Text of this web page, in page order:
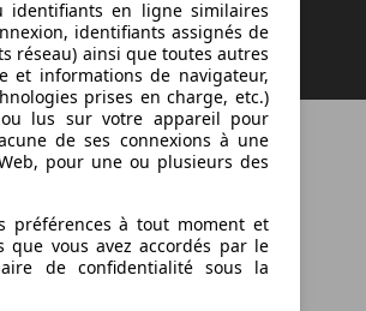
identifiants en ligne similaires
identifiants assignés de
réseau) ainsi que toutes autres
et informations de navigateur,
prises en charge, etc.)
lus sur votre appareil pour
de ses connexions à une
pour une ou plusieurs des
préférences à tout moment et
que vous avez accordés par le
de confidentialité sous la